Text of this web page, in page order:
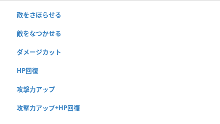
敵をさぼらせる
敵をなつかせる
ダメージカット
HP回復
攻撃力アップ
攻撃力アップ+HP回復